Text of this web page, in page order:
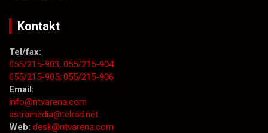
Kontakt
Tel/fax:
055/215-903; 055/215-904
055/215-905; 055/215-906
Email:
info@ntvarena.com
astramedia@telrad.net
Web: desk@ntvarena.com